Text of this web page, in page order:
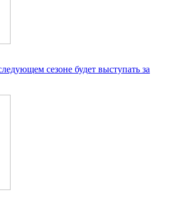
сезоне будет выступать за